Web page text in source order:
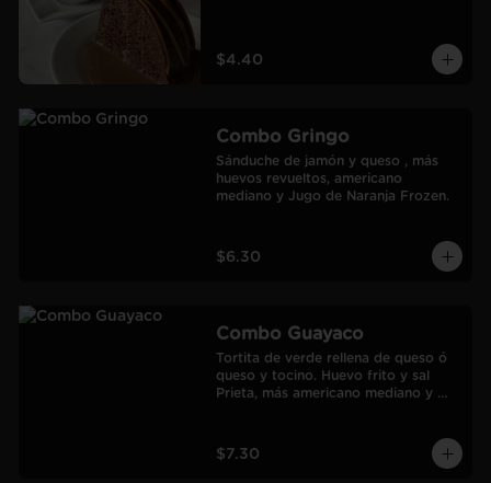
$4.40
Combo Gringo
Sánduche de jamón y queso , más
huevos revueltos, americano
mediano y Jugo de Naranja Frozen.
$6.30
Combo Guayaco
Tortita de verde rellena de queso ó
queso y tocino. Huevo frito y sal
Prieta, más americano mediano y
$7.30